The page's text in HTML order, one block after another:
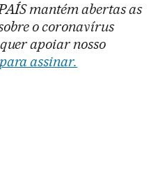
mantém abertas as
o coronavírus
apoiar nosso
assinar.